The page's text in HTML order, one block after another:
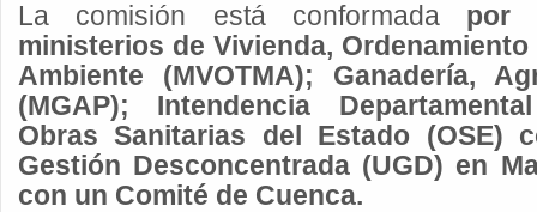
La comisión está conformada por
ministerios de Vivienda,
Ambiente (MVOTMA); Ganadería,
(MGAP); Intendencia
Obras Sanitarias del Estado (OSE)
Gestión Desconcentrada (UGD) en
con un Comité de Cuenca.